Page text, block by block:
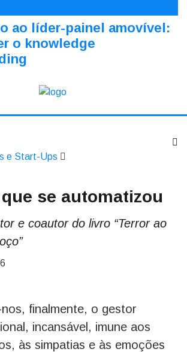
ao líder-painel amovível:
o knowledge
e Start-Ups
se automatizou
e coautor do livro “Terror ao
finalmente, o gestor
incansável, imune aos
às simpatias e às emoções